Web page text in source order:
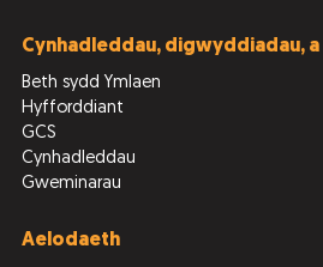
Cynhadleddau, digwyddiadau,
Beth sydd Ymlaen
Hyfforddiant
GCS
Cynhadleddau
Gweminarau
Aelodaeth